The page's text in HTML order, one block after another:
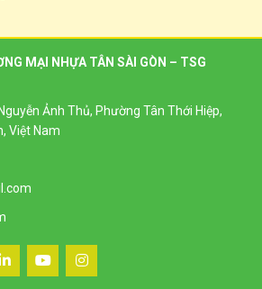
MẠI NHỰA TÂN SÀI GÒN – TSG
Ảnh Thủ, Phường Tân Thới Hiệp,
Việt Nam